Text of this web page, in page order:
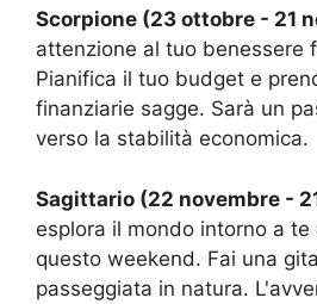
Scorpione (23 ottobre - 21
attenzione al tuo benessere
Pianifica il tuo budget e
finanziarie sagge. Sarà un
verso la stabilità economica.
Sagittario (22 novembre -
esplora il mondo intorno a
questo weekend. Fai una
passeggiata in natura.